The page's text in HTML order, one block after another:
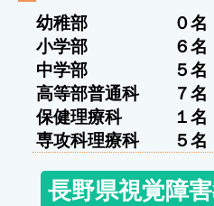
幼稚部 ０名
小学部 ６名
中学部 ５名
高等部普通科 ７名
保健理療科 １名
専攻科理療科 ５名
長野県視覚障